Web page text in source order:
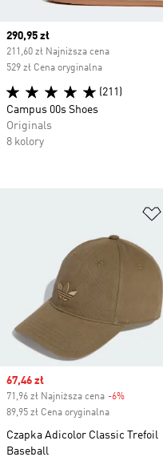
Sale price
67,46 zł
71,96 zł Najniższa cena -6%
89,95 zł Cena oryginalna
Czapka Adicolor Classic Trefoil
Baseball
Current price
290,95 zł
211,60 zł Najniższa cena
529 zł Cena oryginalna
(211)
Campus 00s Shoes
Originals
8 kolory